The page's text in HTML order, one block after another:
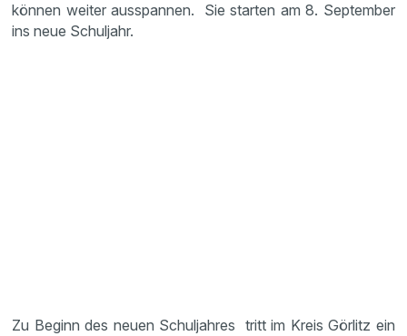
können weiter ausspannen. Sie starten am 8. September
ins neue Schuljahr.
Zu Beginn des neuen Schuljahres tritt im Kreis Görlitz ein